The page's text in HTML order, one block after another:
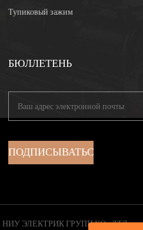
Тупиковый зажим
БЮЛЛЕТЕНЬ
НИУ ЭЛЕКТРИК ГРУПП КО., ЛТД.